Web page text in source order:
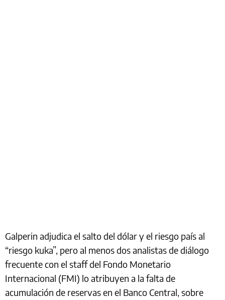
Galperin adjudica el salto del dólar y el riesgo país al
“riesgo kuka”, pero al menos dos analistas de diálogo
frecuente con el staff del Fondo Monetario
Internacional (FMI) lo atribuyen a la falta de
acumulación de reservas en el Banco Central, sobre